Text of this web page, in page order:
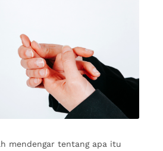
mendengar tentang apa itu